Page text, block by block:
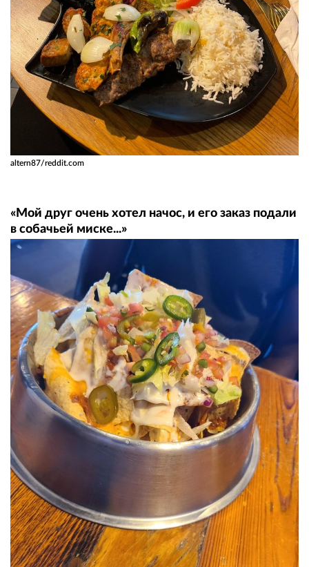
altern87/reddit.com
«Мой друг очень хотел начос, и его заказ подали
в собачьей миске...»